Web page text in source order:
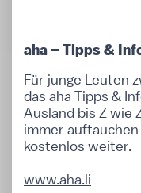
aha – Tipps &
Für junge Leuten
das aha Tipps &
Ausland bis Z wie
immer
kostenlos weiter.
www.aha.li